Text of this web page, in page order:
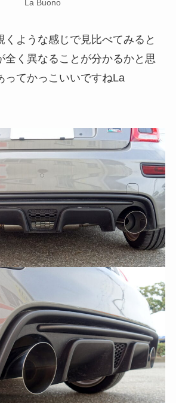
La Buono
くような感じで見比べてみると
全く異なることが分かるかと思
ってかっこいいですねLa